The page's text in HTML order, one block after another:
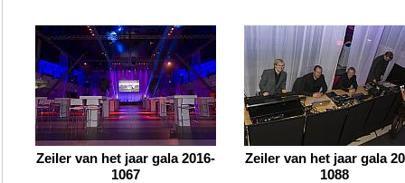
Zeiler van het jaar gala 2016-
1067
Zeiler van het jaar gala
1088